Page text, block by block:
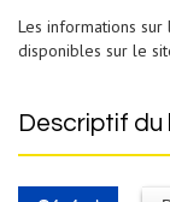
Les informations
disponibles sur le
descriptif du